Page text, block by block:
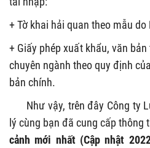
+ Tờ khai hải quan theo mẫu
+ Giấy phép xuất khẩu, văn
chuyên ngành theo quy định
bản chính.
Như vậy, trên đây Công ty
lý cùng bạn đã cung cấp thông
cảnh mới nhất (Cập nhật